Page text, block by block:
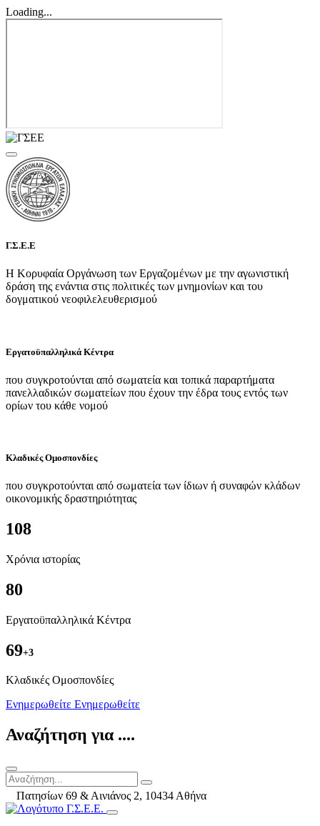
Loading...
Γ.Σ.Ε.Ε
Η Κορυφαία Οργάνωση των Εργαζομένων με την αγωνιστική
δράση της ενάντια στις πολιτικές των μνημονίων και του
δογματικού νεοφιλελευθερισμού
Εργατοϋπαλληλικά Κέντρα
που συγκροτούνται από σωματεία και τοπικά παραρτήματα
πανελλαδικών σωματείων που έχουν την έδρα τους εντός των
ορίων του κάθε νομού
Κλαδικές Ομοσπονδίες
που συγκροτούνται από σωματεία των ίδιων ή συναφών κλάδων
οικονομικής δραστηριότητας
108
Χρόνια ιστορίας
80
Εργατοϋπαλληλικά Κέντρα
69+3
Kλαδικές Ομοσπονδίες
Ενημερωθείτε Ενημερωθείτε
Αναζήτηση για ....
Πατησίων 69 & Αινιάνος 2, 10434 Αθήνα